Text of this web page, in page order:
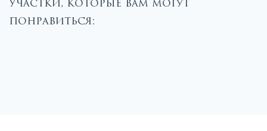
понравиться: